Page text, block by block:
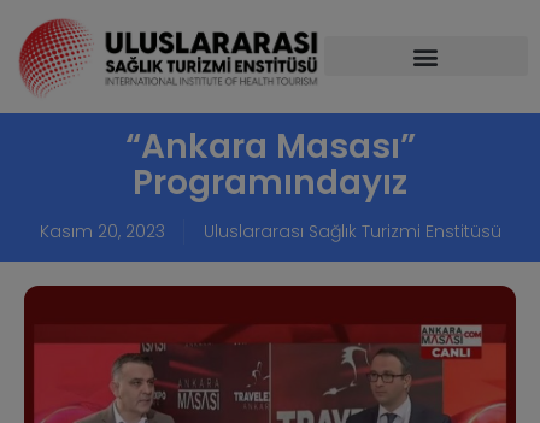
“Ankara Masası”
Programındayız
Kasım 20, 2023 Uluslararası Sağlık Turizmi Enstitüsü